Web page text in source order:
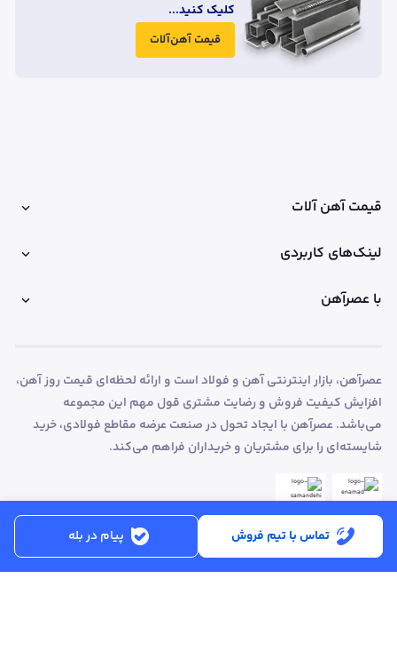
کلیک کنید...
قیمت آهن‌آلات
تماس با تیم فروش پیام در بله
قیمت آهن آلات
لینک‌های کاربردی
با عصرآهن
عصرآهن، بازار اینترنتی آهن و فولاد است و ارائه لحظه‌ای قیمت روز آهن،
افزایش کیفیت فروش و رضایت مشتری قول مهم این مجموعه
می‌باشد. عصرآهن با ایجاد تحول در صنعت عرضه مقاطع فولادی، خرید
شایسته‌ای را برای مشتریان و خریداران فراهم می‌کند.
ساعت کاری:شنبه تا پنجشنبه از ساعت 8:30 تا 17:00